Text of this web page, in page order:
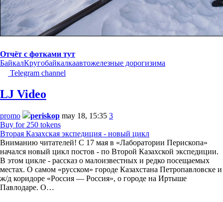
Отчёт с фотками тут
БайкалКругобайкалкаавтожелезные дорогизима
Telegram channel
LJ Video
promo periskop may 18, 15:35 3
Buy for 250 tokens
Вторая Казахская экспедиция - новый цикл
Вниманию читателей! С 17 мая в «Лаборатории Перископа»
начался новый цикл постов - по Второй Казахской экспедиции.
В этом цикле - рассказ о малоизвестных и редко посещаемых
местах. О самом «русском» городе Казахстана Петропавловске и
ж/д коридоре «Россия — Россия», о городе на Иртыше
Павлодаре. О…